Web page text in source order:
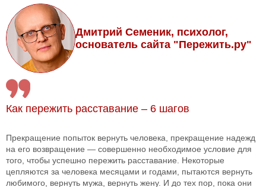
Дмитрий Семеник, психолог,
основатель сайта "Пережить.ру"
Как пережить расставание – 6 шагов
Прекращение попыток вернуть человека, прекращение надежд
на его возвращение — совершенно необходимое условие для
того, чтобы успешно пережить расставание. Некоторые
цепляются за человека месяцами и годами, пытаются вернуть
любимого, вернуть мужа, вернуть жену. И до тех пор, пока они